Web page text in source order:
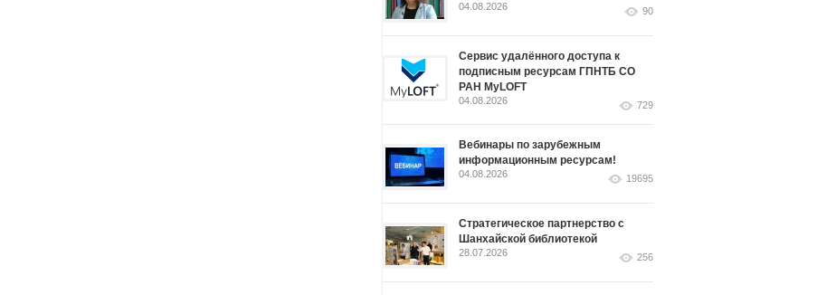
04.08.2026 90
Сервис удалённого доступа к
подписным ресурсам ГПНТБ СО
РАН MyLOFT
04.08.2026 729
Вебинары по зарубежным
информационным ресурсам!
04.08.2026 19695
Стратегическое партнерство с
Шанхайской библиотекой
28.07.2026 256